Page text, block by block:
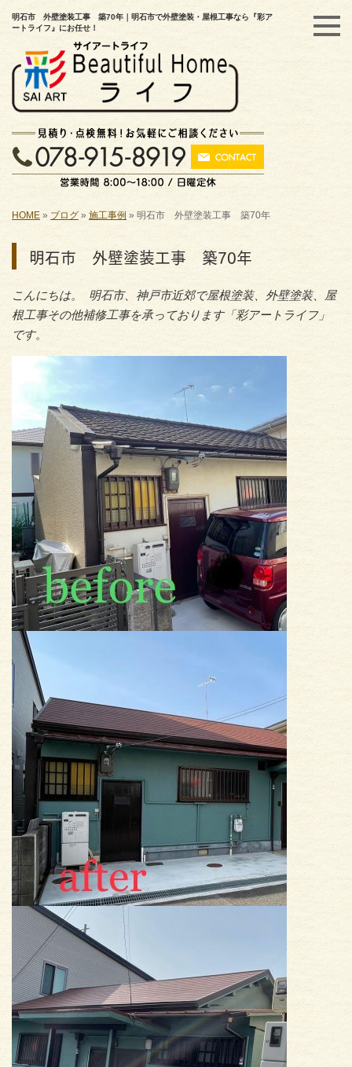
明石市 外壁塗装工事 築70年｜明石市で外壁塗装・屋根工事なら『彩ア
ートライフ』にお任せ！
HOME » ブログ » 施工事例 »明石市 外壁塗装工事 築70年
明石市 外壁塗装工事 築70年
こんにちは。 明石市、神戸市近郊で屋根塗装、外壁塗装、屋
根工事その他補修工事を承っております「彩アートライフ」
です。